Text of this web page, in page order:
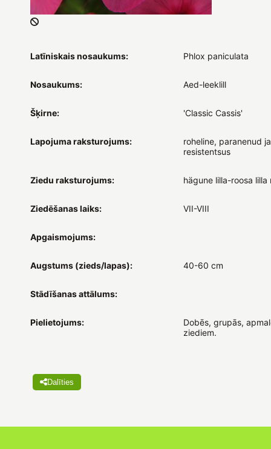
Latīniskais nosaukums: Phlox paniculata
Nosaukums: Aed-leeklill
Šķirne: 'Classic Cassis'
Lapojuma raksturojums:
roheline, paranenud
resistentsus
Ziedu raksturojums: hägune lilla-roosa lilla
Ziedēšanas laiks: VII-VIII
Apgaismojums:
Augstums (zieds/lapas): 40-60 cm
Stādīšanas attālums:
Pielietojums:
Dobēs, grupās,
ziediem.
Dalīties